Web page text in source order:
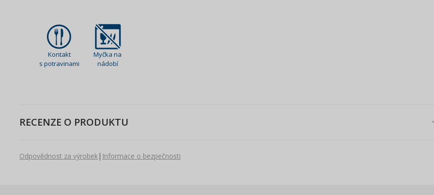
Kontakt
s potravinami
Myčka na
nádobí
RECENZE O PRODUKTU
Odpovědnost za výrobek| Informace o bezpečnosti